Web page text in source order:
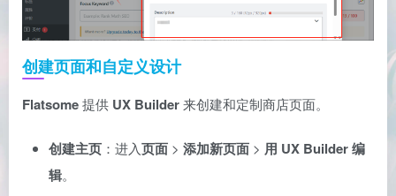
创建页面和自定义设计
Flatsome提供 UX Builder来创建和定制商店页面。
创建主页 ：进入页面 > 添加新页面 > 用 UX Builder编
辑。